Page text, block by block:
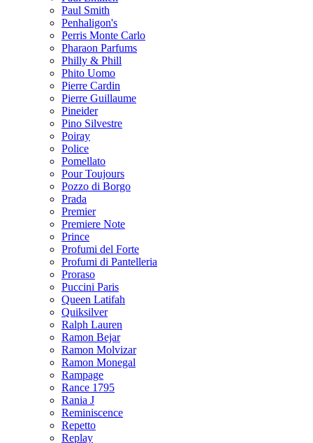
Paul Smith
Penhaligon's
Perris Monte Carlo
Pharaon Parfums
Philly & Phill
Phito Uomo
Pierre Cardin
Pierre Guillaume
Pineider
Pino Silvestre
Poiray
Police
Pomellato
Pour Toujours
Pozzo di Borgo
Prada
Premier
Premiere Note
Prince
Profumi del Forte
Profumi di Pantelleria
Proraso
Puccini Paris
Queen Latifah
Quiksilver
Ralph Lauren
Ramon Bejar
Ramon Molvizar
Ramon Monegal
Rampage
Rance 1795
Rania J
Reminiscence
Repetto
Replay